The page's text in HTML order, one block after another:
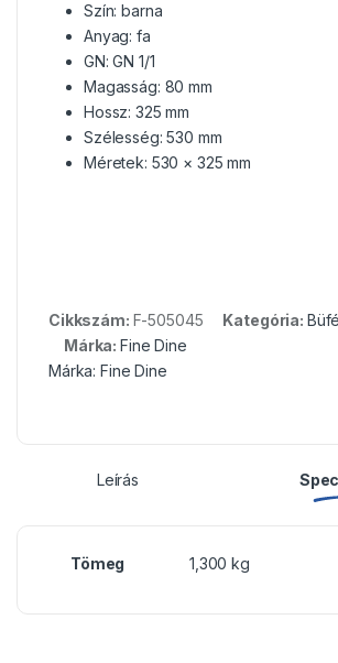
Szín: barna
Anyag: fa
GN: GN 1/1
Magasság: 80 mm
Hossz: 325 mm
Szélesség: 530 mm
Méretek: 530 × 325 mm
Cikkszám: F-505045 Kategória:
Márka:Fine Dine
Márka:Fine Dine
Leírás
Tömeg 1,300 kg